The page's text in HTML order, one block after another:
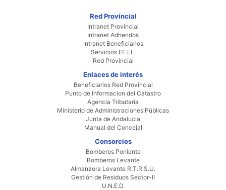
Red Provincial
Intranet Provincial
Intranet Adheridos
Intranet Beneficiarios
Servicios EE.LL.
Red Provincial
Enlaces de interés
Beneficiarios Red Provincial
Punto de Informacion del Catastro
Agencia Tributaria
Ministerio de Administraciones Públicas
Junta de Andalucia
Manual del Concejal
Consorcios
Bomberos Poniente
Bomberos Levante
Almanzora Levante R.T.R.S.U.
Gestión de Residuos Sector-II
U.N.E.D.